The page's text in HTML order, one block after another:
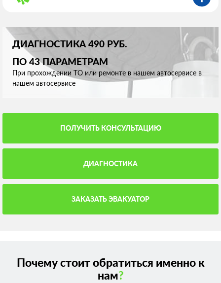
ДИАГНОСТИКА 490 РУБ.
ПО 43 ПАРАМЕТРАМ
При прохождении ТО или ремонте в нашем автосервисе в
нашем автосервисе
ПОЛУЧИТЬ КОНСУЛЬТАЦИЮ
ДИАГНОСТИКА
ЗАКАЗАТЬ ЭВАКУАТОР
Почему стоит обратиться именно к
нам?